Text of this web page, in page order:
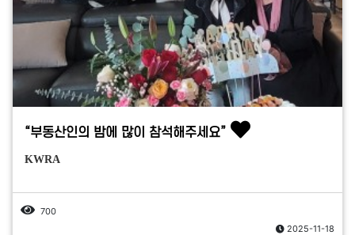
“부동산인의 밤에 많이 참석해주세요”
KWRA
700
2025-11-18